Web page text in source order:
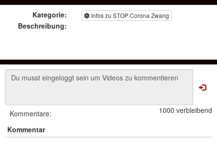
Kategorie: Infos zu STOP Corona Zwang
Beschreibung:
1000 verbleibend
Kommentare:
Kommentar